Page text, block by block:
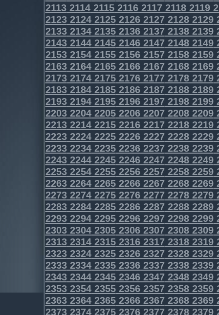
2113211421152116211721182119
2123212421252126212721282129
2133213421352136213721382139
2143214421452146214721482149
2153215421552156215721582159
2163216421652166216721682169
2173217421752176217721782179
2183218421852186218721882189
2193219421952196219721982199
2203220422052206220722082209
2213221422152216221722182219
2223222422252226222722282229
2233223422352236223722382239
2243224422452246224722482249
2253225422552256225722582259
2263226422652266226722682269
2273227422752276227722782279
2283228422852286228722882289
2293229422952296229722982299
2303230423052306230723082309
2313231423152316231723182319
2323232423252326232723282329
2333233423352336233723382339
2343234423452346234723482349
2353235423552356235723582359
2363236423652366236723682369
2373237423752376237723782379